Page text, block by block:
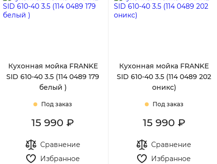
Кухонная мойка FRANKE
SID 610-40 3.5 (114 0489 179
белый )
Под заказ
15 990 ₽
Сравнение
Избранное
Кухонная мойка FRANKE
SID 610-40 3.5 (114 0489 202
оникс)
Под заказ
15 990 ₽
Сравнение
Избранное